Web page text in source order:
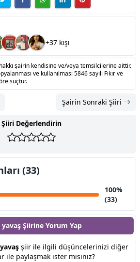
+37 kişi
şairin kendisine ve/veya temsilcilerine aittir.
ve kullanılması 5846 sayılı Fikir ve
suçtur.
Şairin Sonraki Şiiri
Şiiri Değerlendirin
(33)
100%
(33)
yavaş Şiirine Yorum Yap
şiir ile ilgili düşüncelerinizi diğer
ile paylaşmak ister misiniz?